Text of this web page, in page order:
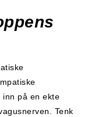
inn på en ekte
Tenk